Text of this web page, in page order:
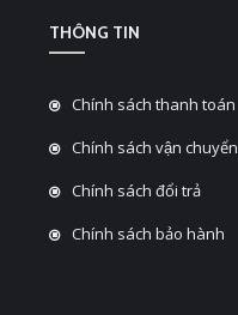
THÔNG TIN
Chính sách thanh toán
Chính sách vận chuyển
Chính sách đổi trả
Chính sách bảo hành